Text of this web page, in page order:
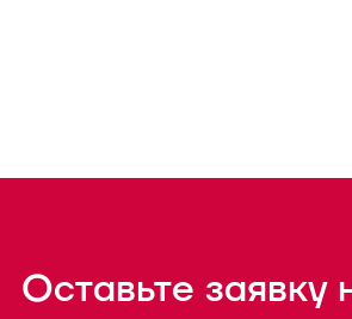
Оставьте заявку